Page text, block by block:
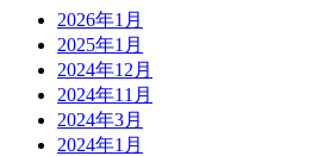
2026年1月
2025年1月
2024年12月
2024年11月
2024年3月
2024年1月